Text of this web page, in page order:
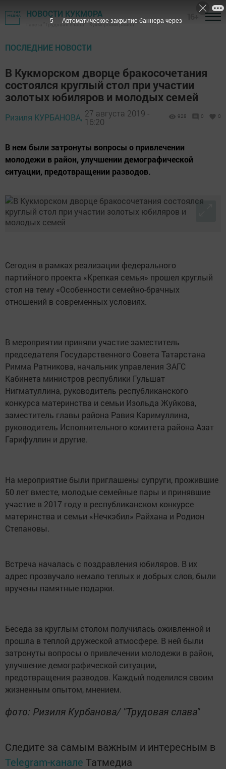
НОВОСТИ КУКМОРА
Газета "Трудовая слава" - Кукморский район
ПОСЛЕДНИЕ НОВОСТИ
В Кукморском дворце бракосочетания
состоялся круглый стол при участии
золотых юбиляров и молодых семей
Ризиля КУРБАНОВА, 27 августа 2019 -
16:20
928 0 0
В нем были затронуты вопросы о привлечении
молодежи в район, улучшении демографической
ситуации, предотвращении разводов.
Сегодня в рамках реализации федерального
партийного проекта «Крепкая семья» прошел круглый
стол на тему «Особенности семейно-брачных
отношений в современных условиях.
В мероприятии приняли участие заместитель
председателя Государственного Совета Татарстана
Римма Ратникова, начальник управления ЗАГС
Кабинета министров республики Гульшат
Нигматуллина, руководитель республиканского
конкурса материнства и семьи Изольда Жуйкова,
заместитель главы района Равия Каримуллина,
руководитель Исполнительного комитета района Азат
Гарифуллин и другие.
На мероприятие были приглашены супруги, прожившие
50 лет вместе, молодые семейные пары и принявшие
участие в 2017 году в республиканском конкурсе
материнства и семьи «Нечкэбил» Райхана и Родион
Степановы.
Встреча началась с поздравления юбиляров. В их
адрес прозвучало немало теплых и добрых слов, были
вручены памятные подарки.
Беседа за круглым столом получилась оживленной и
прошла в теплой дружеской атмосфере. В ней были
затронуты вопросы о привлечении молодежи в район,
улучшение демографической ситуации,
предотвращения разводов. Каждый поделился своим
жизненным опытом, мнением.
фото: Ризиля Курбанова/ "Трудовая слава"
Следите за самым важным и интересным в
Telegram-канале Татмедиа
4 Автоматическое закрытие баннера через